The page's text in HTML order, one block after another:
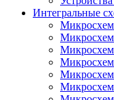
Интегральные